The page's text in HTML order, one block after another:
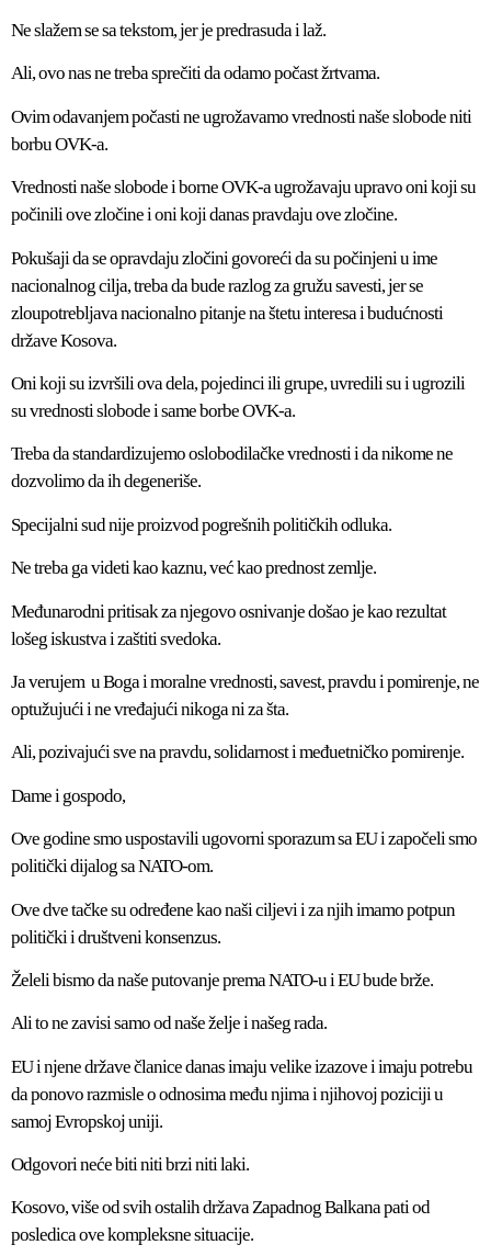
Ne slažem se sa tekstom, jer je predrasuda i laž.
Ali, ovo nas ne treba sprečiti da odamo počast žrtvama.
Ovim odavanjem počasti ne ugrožavamo vrednosti naše slobode niti
borbu OVK-a.
Vrednosti naše slobode i borne OVK-a ugrožavaju upravo oni koji su
počinili ove zločine i oni koji danas pravdaju ove zločine.
Pokušaji da se opravdaju zločini govoreći da su počinjeni u ime
nacionalnog cilja, treba da bude razlog za gružu savesti, jer se
zloupotrebljava nacionalno pitanje na štetu interesa i budućnosti
države Kosova.
Oni koji su izvršili ova dela, pojedinci ili grupe, uvredili su i ugrozili
su vrednosti slobode i same borbe OVK-a.
Treba da standardizujemo oslobodilačke vrednosti i da nikome ne
dozvolimo da ih degeneriše.
Specijalni sud nije proizvod pogrešnih političkih odluka.
Ne treba ga videti kao kaznu, već kao prednost zemlje.
Međunarodni pritisak za njegovo osnivanje došao je kao rezultat
lošeg iskustva i zaštiti svedoka.
Ja verujem u Boga i moralne vrednosti, savest, pravdu i pomirenje, ne
optužujući i ne vređajući nikoga ni za šta.
Ali, pozivajući sve na pravdu, solidarnost i međuetničko pomirenje.
Dame i gospodo,
Ove godine smo uspostavili ugovorni sporazum sa EU i započeli smo
politički dijalog sa NATO-om.
Ove dve tačke su određene kao naši ciljevi i za njih imamo potpun
politički i društveni konsenzus.
Želeli bismo da naše putovanje prema NATO-u i EU bude brže.
Ali to ne zavisi samo od naše želje i našeg rada.
EU i njene države članice danas imaju velike izazove i imaju potrebu
da ponovo razmisle o odnosima među njima i njihovoj poziciji u
samoj Evropskoj uniji.
Odgovori neće biti niti brzi niti laki.
Kosovo, više od svih ostalih država Zapadnog Balkana pati od
posledica ove kompleksne situacije.